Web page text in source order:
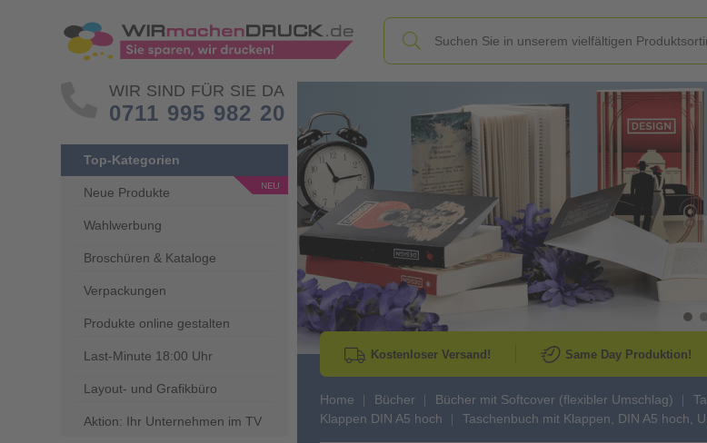
WIR SIND FÜR SIE DA
0711 995 982 20
Top-Kategorien
Neue Produkte
Wahlwerbung
Broschüren & Kataloge
Verpackungen
Produkte online gestalten
Last-Minute 18:00 Uhr
Layout- und Grafikbüro
Aktion: Ihr Unternehmen im TV
Go to Previous Slide
Kostenloser Versand! Same Day Produktion!
Home Bücher Bücher mit Softcover (flexibler Umschlag)
Klappen DIN A5 hoch
Taschenbuch mit Klappen, DIN A5 hoch,